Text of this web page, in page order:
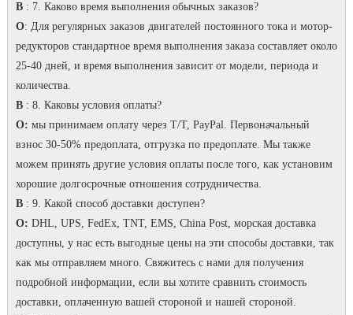
В: 7. Каково время выполнения обычных заказов?
О: Для регулярных заказов двигателей постоянного тока и мотор-
редукторов стандартное время выполнения заказа составляет около
25-40 дней, и время выполнения зависит от модели, периода и
количества.
В: 8. Каковы условия оплаты?
О: мы принимаем оплату через T/T, PayPal. Первоначальный
взнос 30-50% предоплата, отгрузка по предоплате. Мы также
можем принять другие условия оплаты после того, как установим
хорошие долгосрочные отношения сотрудничества.
В: 9. Какой способ доставки доступен?
О: DHL, UPS, FedEx, TNT, EMS, China Post, морская доставка
доступны, у нас есть выгодные цены на эти способы доставки, так
как мы отправляем много. Свяжитесь с нами для получения
подробной информации, если вы хотите сравнить стоимость
доставки, оплаченную вашей стороной и нашей стороной.